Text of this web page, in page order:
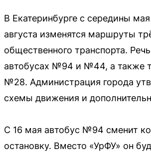
В Екатеринбурге с середины
августа изменятся маршруты
общественного транспорта.
автобусах №94 и №44, а также
№28. Администрация города
схемы движения и
С 16 мая автобус №94 сменит
остановку. Вместо «УрФУ» он